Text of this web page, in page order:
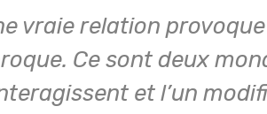
vraie relation
Ce sont deux
et l’un